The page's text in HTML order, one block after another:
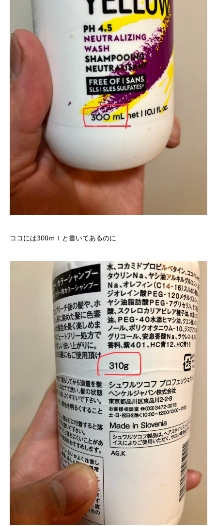
ココには300ｍｌと書いてあるのに